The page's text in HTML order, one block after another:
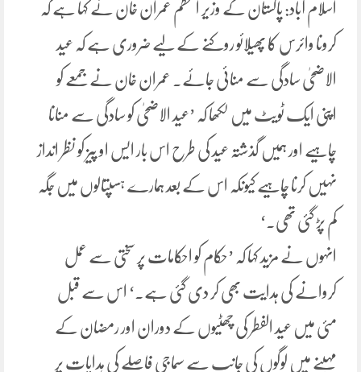
اسلام آباد: پاکستان کے وزیر اعظم عمران خان نے کہا ہے کہ
کرونا وائرس کا پھیلائو روکنے کے لیے ضروری ہے کہ عید
الاضحیٰ سادگی سے منائی جائے۔ عمران خان نے جمعے کو
اپنی ایک ٹویٹ میں لکھا کہ ’عید الاضحیٰ کو سادگی سے منانا
چاہیے اور ہمیں گذشتہ عید کی طرح اس بار ایس او پیز کو نظر انداز
نہیں کرنا چاہیے کیونکہ اس کے بعد ہمارے ہسپتالوں میں جگہ
کم پڑ گئی تھی۔‘
انہوں نے مزید کہا کہ ’حکام کو احکامات پر سختی سے عمل
کروانے کی ہدایت بھی کر دی گئی ہے۔‘ اس سے قبل
مئی میں عید الفطر کی چھٹیوں کے دوران اور رمضان کے
مہینے میں لوگوں کی جانب سے سماجی فاصلے کی ہدایات پر